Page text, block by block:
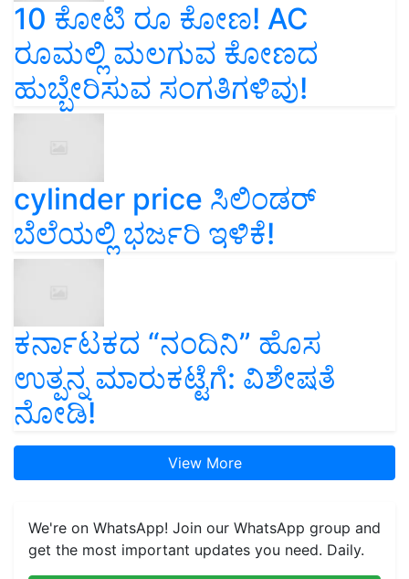
10 ಕೋಟಿ ರೂ ಕೋಣ! AC
ರೂಮಲ್ಲಿ ಮಲಗುವ ಕೋಣದ
ಹುಬ್ಬೇರಿಸುವ ಸಂಗತಿಗಳಿವು!
cylinder price ಸಿಲಿಂಡರ್‌
ಬೆಲೆಯಲ್ಲಿ ಭರ್ಜರಿ ಇಳಿಕೆ!
ಕರ್ನಾಟಕದ “ನಂದಿನಿ” ಹೊಸ
ಉತ್ಪನ್ನ ಮಾರುಕಟ್ಟೆಗೆ: ವಿಶೇಷತೆ
ನೋಡಿ!
View More
We're on WhatsApp! Join our WhatsApp group and
get the most important updates you need. Daily.